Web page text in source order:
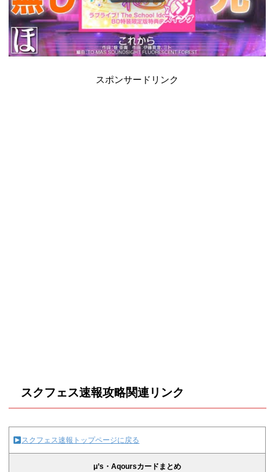
スポンサードリンク
スクフェス速報攻略関連リンク
スクフェス速報トップページに戻る
μ’s・Aqoursカードまとめ